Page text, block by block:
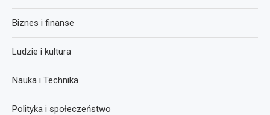
Biznes i finanse
Ludzie i kultura
Nauka i Technika
Polityka i społeczeństwo